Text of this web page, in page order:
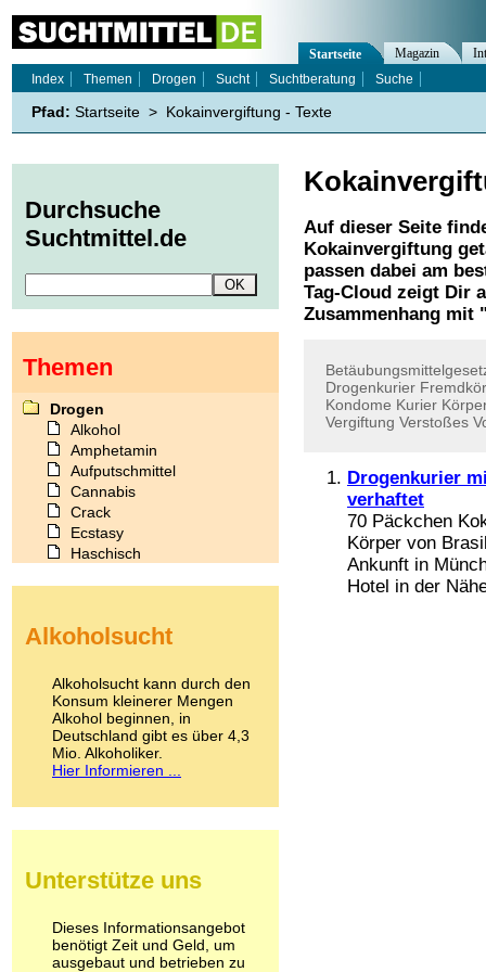
Auf dieser Seite
Kokainvergiftung
passen dabei am
Tag-Cloud zeigt Dir
Zusammenhang mit
Drogenkurier
Kondome Kurier
Vergiftung Verstoßes
Drogenkurier
verhaftet
70 Päckchen
Körper von
Ankunft in
Hotel in der
Startseite Magazin
Index
Themen Drogen Sucht Suchtberatung Suche
Pfad: Startseite > Kokainvergiftung - Texte
Durchsuche
Suchtmittel.de
Themen
Drogen
Alkohol
Amphetamin
Aufputschmittel
Cannabis
Crack
Ecstasy
Haschisch
Kokain
LSD
Marihuana
Medikamente
Meskalin
Metamphetamin
Methadon
Pilze
Psychopharmaka
Schlafmittel
Schmerzmittel
Alkoholsucht
Alkoholsucht kann durch den
Konsum kleinerer Mengen
Alkohol beginnen, in
Deutschland gibt es über 4,3
Mio. Alkoholiker.
Hier Informieren ...
Unterstütze uns
Dieses Informationsangebot
benötigt Zeit und Geld, um
ausgebaut und betrieben zu